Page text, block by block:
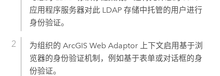
应用程序服务器对此 LDAP 存储中托管的用户进行
身份验证。
为组织的 ArcGIS Web Adaptor上下文启用基于浏
览器的身份验证机制，例如基于表单或对话框的身
份验证。